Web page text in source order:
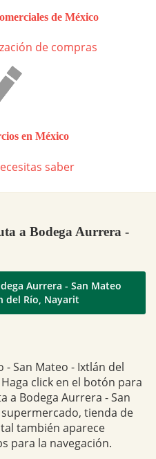
de México
de compras
en México
saber
a Bodega Aurrera -
Aurrera - San Mateo
del Río, Nayarit
- San Mateo - Ixtlán del
click en el botón para
a Bodega Aurrera - San
tienda de
también aparece
para la navegación.